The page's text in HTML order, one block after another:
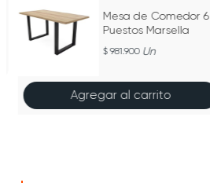
Mesa de Comedor 6
Puestos Marsella
981.900 Un
Agregar al carrito